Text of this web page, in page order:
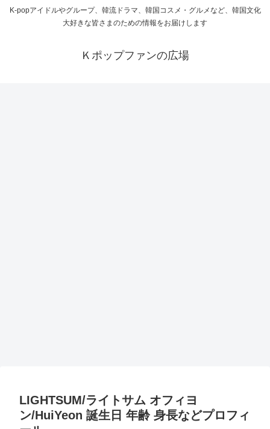
K-popアイドルやグループ、韓流ドラマ、韓国コスメ・グルメなど、韓国文化
大好きな皆さまのための情報をお届けします
Ｋポップファンの広場
LIGHTSUM/ライトサム オフィヨ
ン/HuiYeon 誕生日 年齢 身長などプロフィ